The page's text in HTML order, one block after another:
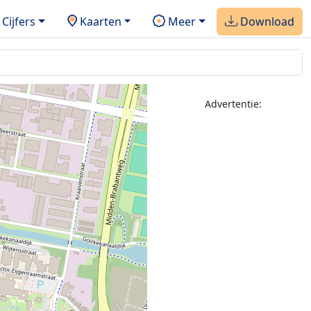
Cijfers Kaarten Meer Download
2
Advertentie: